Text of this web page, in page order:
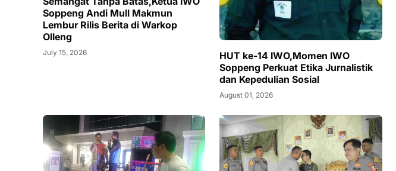
Soppeng Andi Mull Makmun
Lembur Rilis Berita di Warkop
Olleng
July 15, 2026
HUT ke-14 IWO,Momen IWO
Soppeng Perkuat Etika Jurnalistik
dan Kepedulian Sosial
August 01, 2026